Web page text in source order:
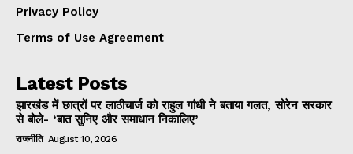
Privacy Policy
Terms of Use Agreement
Latest Posts
झारखंड में छात्रों पर लाठीचार्ज को राहुल गांधी ने बताया गलत, सोरेन सरकार
से बोले- ‘बात सुनिए और समाधान निकालिए’
राजनीति August 10, 2026